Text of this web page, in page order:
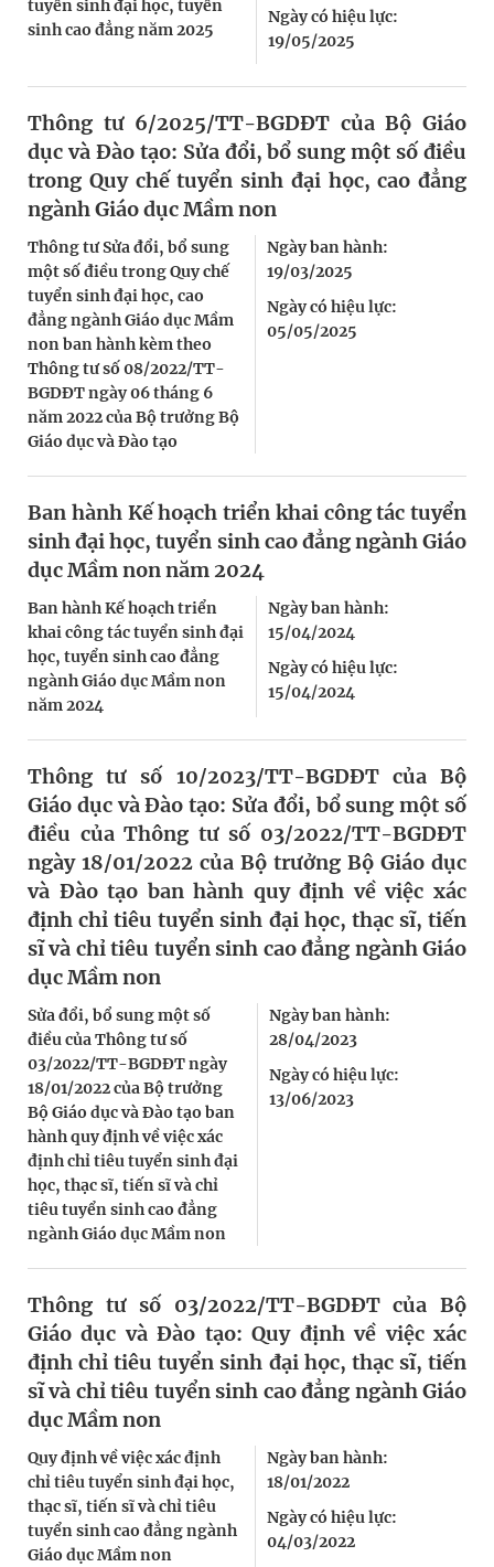
tuyển sinh đại học, tuyển
sinh cao đẳng năm 2025
Ngày có hiệu lực:
19/05/2025
Thông tư 6/2025/TT-BGDĐT của Bộ Giáo
dục và Đào tạo: Sửa đổi, bổ sung một số điều
trong Quy chế tuyển sinh đại học, cao đẳng
ngành Giáo dục Mầm non
Thông tư Sửa đổi, bổ sung
một số điều trong Quy chế
tuyển sinh đại học, cao
đẳng ngành Giáo dục Mầm
non ban hành kèm theo
Thông tư số 08/2022/TT-
BGDĐT ngày 06 tháng 6
năm 2022 của Bộ trưởng Bộ
Giáo dục và Đào tạo
Ngày ban hành:
19/03/2025
Ngày có hiệu lực:
05/05/2025
Ban hành Kế hoạch triển khai công tác tuyển
sinh đại học, tuyển sinh cao đẳng ngành Giáo
dục Mầm non năm 2024
Ban hành Kế hoạch triển
khai công tác tuyển sinh đại
học, tuyển sinh cao đẳng
ngành Giáo dục Mầm non
năm 2024
Ngày ban hành:
15/04/2024
Ngày có hiệu lực:
15/04/2024
Thông tư số 10/2023/TT-BGDĐT của Bộ
Giáo dục và Đào tạo: Sửa đổi, bổ sung một số
điều của Thông tư số 03/2022/TT-BGDĐT
ngày 18/01/2022 của Bộ trưởng Bộ Giáo dục
và Đào tạo ban hành quy định về việc xác
định chỉ tiêu tuyển sinh đại học, thạc sĩ, tiến
sĩ và chỉ tiêu tuyển sinh cao đẳng ngành Giáo
dục Mầm non
Sửa đổi, bổ sung một số
điều của Thông tư số
03/2022/TT-BGDĐT ngày
18/01/2022 của Bộ trưởng
Bộ Giáo dục và Đào tạo ban
hành quy định về việc xác
định chỉ tiêu tuyển sinh đại
học, thạc sĩ, tiến sĩ và chỉ
tiêu tuyển sinh cao đẳng
ngành Giáo dục Mầm non
Ngày ban hành:
28/04/2023
Ngày có hiệu lực:
13/06/2023
Thông tư số 03/2022/TT-BGDĐT của Bộ
Giáo dục và Đào tạo: Quy định về việc xác
định chỉ tiêu tuyển sinh đại học, thạc sĩ, tiến
sĩ và chỉ tiêu tuyển sinh cao đẳng ngành Giáo
dục Mầm non
Quy định về việc xác định
chỉ tiêu tuyển sinh đại học,
thạc sĩ, tiến sĩ và chỉ tiêu
tuyển sinh cao đẳng ngành
Giáo dục Mầm non
Ngày ban hành:
18/01/2022
Ngày có hiệu lực:
04/03/2022